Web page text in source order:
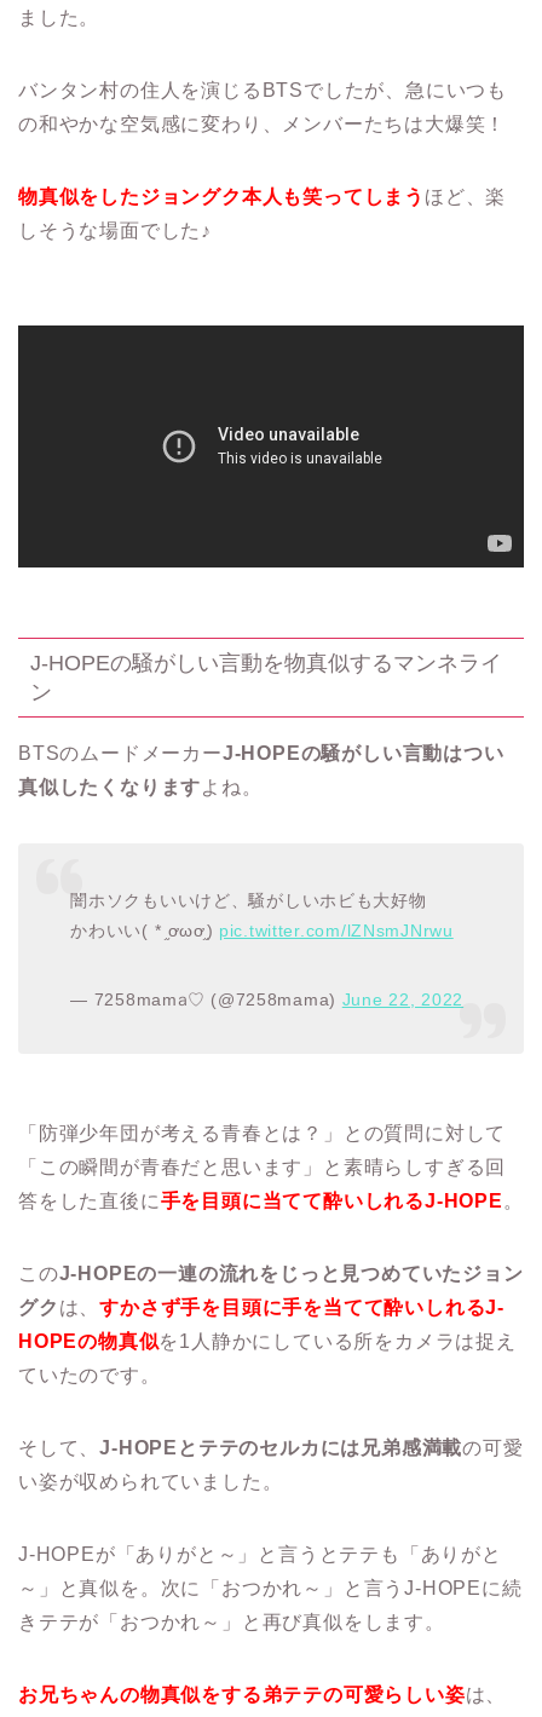
ました。
バンタン村の住人を演じるBTSでしたが、急にいつも
の和やかな空気感に変わり、メンバーたちは大爆笑！
物真似をしたジョングク本人も笑ってしまう ほど、楽
しそうな場面でした♪
J-HOPEの騒がしい言動を物真似するマンネライ
ン
BTSのムードメーカーJ-HOPEの騒がしい言動はつい
真似したくなりますよね。
闇ホソクもいいけど、騒がしいホビも大好物︎︎
かわいい( * ֦ơωơ֦) pic.twitter.com/lZNsmJNrwu
— 7258mama‍♡ (@7258mama) June 22, 2022
「防弾少年団が考える青春とは？」との質問に対して
「この瞬間が青春だと思います」と素晴らしすぎる回
答をした直後に手を目頭に当てて酔いしれるJ-HOPE 。
このJ-HOPEの一連の流れをじっと見つめていたジョン
グク は、すかさず手を目頭に手を当てて酔いしれるJ-
HOPEの物真似を1人静かにしている所をカメラは捉え
ていたのです。
そして、J-HOPEとテテのセルカには兄弟感満載の可愛
い姿が収められていました。
J-HOPEが「ありがと～」と言うとテテも「ありがと
～」と真似を。次に「おつかれ～」と言うJ-HOPEに続
きテテが「おつかれ～」と再び真似をします。
お兄ちゃんの物真似をする弟テテの可愛らしい姿は、